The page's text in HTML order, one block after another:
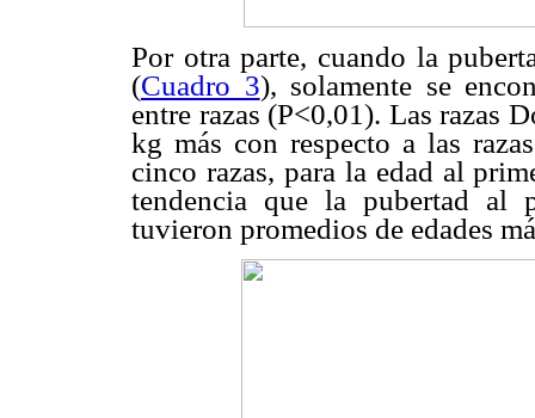
Por otra parte, cuando la
(Cuadro 3), solamente se
entre razas (P<0,01). Las razas
kg más con respecto a las
cinco razas, para la edad al
tendencia que la pubertad al
tuvieron promedios de edades